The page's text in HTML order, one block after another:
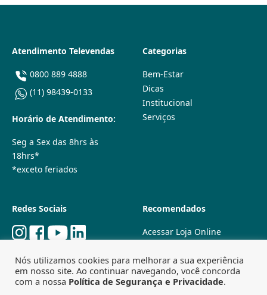
Atendimento Televendas
0800 889 4888
(11) 98439-0133
Horário de Atendimento:
Seg a Sex das 8hrs às
18hrs*
*exceto feriados
Categorias
Bem-Estar
Dicas
Institucional
Serviços
Redes Sociais Recomendados
Acessar Loja Online
Lojas Físicas
Trabalhe Conosco
Powered byAgência Especializada em SEO
Nós utilizamos cookies para melhorar a sua experiência
em nosso site. Ao continuar navegando, você concorda
com a nossa Política de Segurança e Privacidade.